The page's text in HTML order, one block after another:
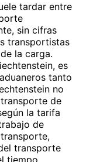
tardar entre
sin cifras
transportistas
la carga.
es
tanto
no
de
la tarifa
de
transporte
tiempo